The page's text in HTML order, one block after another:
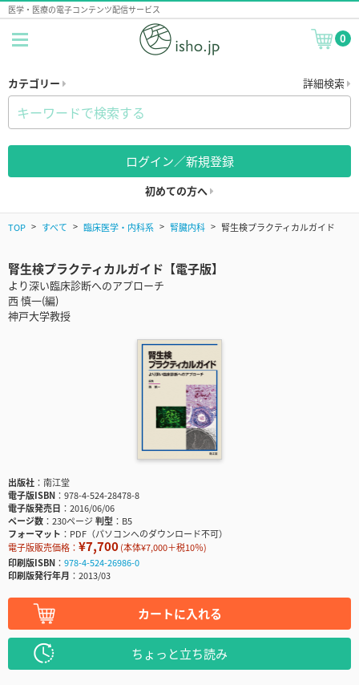
医学・医療の電子コンテンツ配信サービス
0
カテゴリー 詳細検索
ログイン／新規登録
初めての方へ
TOP すべて 臨床医学・内科系 腎臓内科 腎生検プラクティカルガイド
腎生検プラクティカルガイド【電子版】
より深い臨床診断へのアプローチ
西 慎一(編)
神戸大学教授
出版社
南江堂
電子版ISBN
978-4-524-28478-8
電子版発売日
2016/06/06
ページ数
230ページ判型
B5
フォーマット
PDF（パソコンへのダウンロード不可）
電子版販売価格： ¥7,700(本体¥7,000＋税10％)
印刷版ISBN
978-4-524-26986-0
印刷版発行年月
2013/03
カートに入れる
ちょっと立ち読み